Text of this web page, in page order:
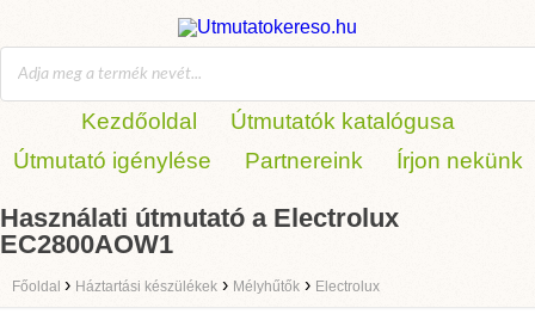
Kezdőoldal
Útmutatók katalógusa
Útmutató igénylése
Partnereink Írjon nekünk
Használati útmutató a Electrolux
EC2800AOW1
Főoldal › Háztartási készülékek › Mélyhűtők › Electrolux